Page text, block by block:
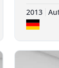
2013